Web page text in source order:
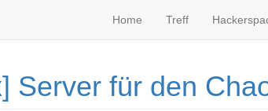
Home Treff
Server für den